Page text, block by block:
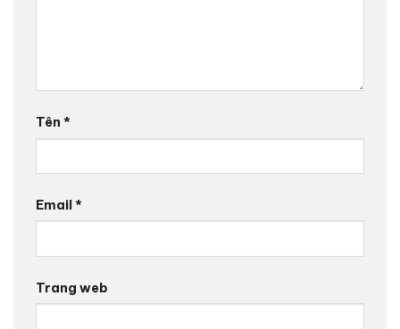
Tên *
Email*
Trang web